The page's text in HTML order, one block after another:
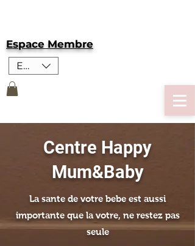
Espace Membre
EUR (€)
Centre Happy
Mum&Baby
La sante de votre bebe est aussi
importante que la votre, ne restez pas
seule